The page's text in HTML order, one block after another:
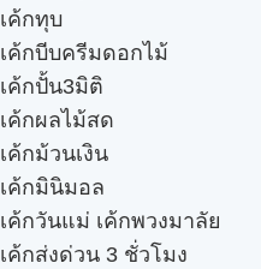
เค้กทุบ
เค้กบีบครีมดอกไม้
เค้กปั้น3มิติ
เค้กผลไม้สด
เค้กม้วนเงิน
เค้กมินิมอล
เค้กวันแม่ เค้กพวงมาลัย
เค้กส่งด่วน 3 ชั่วโมง